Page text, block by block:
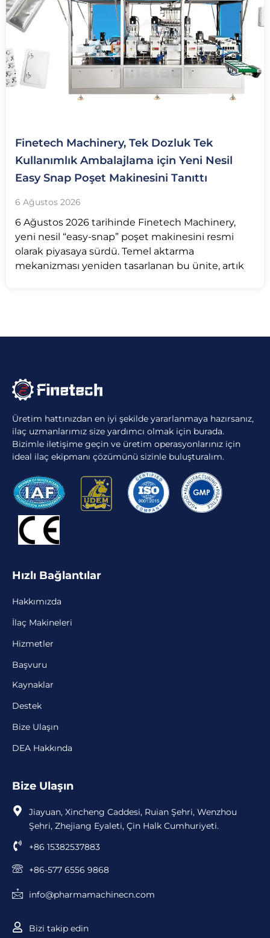
Finetech Machinery, Tek Dozluk Tek
Kullanımlık Ambalajlama için Yeni Nesil
Easy Snap Poşet Makinesini Tanıttı
6 Ağustos 2026
6 Ağustos 2026 tarihinde Finetech Machinery,
yeni nesil “easy-snap” poşet makinesini resmi
olarak piyasaya sürdü. Temel aktarma
mekanizması yeniden tasarlanan bu ünite, artık
Üretim hattınızdan en iyi şekilde yararlanmaya hazırsanız,
ilaç uzmanlarımız size yardımcı olmak için burada.
Bizimle iletişime geçin ve üretim operasyonlarınız için
ideal ilaç ekipmanı çözümünü sizinle buluşturalım.
Hızlı Bağlantılar
Hakkımızda
İlaç Makineleri
Hizmetler
Başvuru
Kaynaklar
Destek
Bize Ulaşın
DEA Hakkında
Bize Ulaşın
Jiayuan, Xincheng Caddesi, Ruian Şehri, Wenzhou
Şehri, Zhejiang Eyaleti, Çin Halk Cumhuriyeti.
+86 15382537883
+86-577 6556 9868
info@pharmamachinecn.com
Bizi takip edin